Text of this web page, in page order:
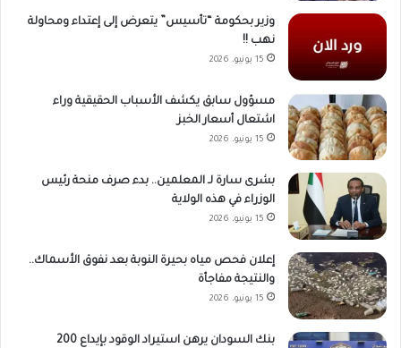
وزير بحكومة “تأسيس” يتعرض إلى إعتداء ومحاولة
نهب !!
15 يونيو، 2026
مسؤول سابق يكشف الأسباب الحقيقية وراء
اشتعال أسعار الخبز
15 يونيو، 2026
بشرى سارة لـ المعلمين.. بدء صرف منحة رئيس
الوزراء في هذه الولاية
15 يونيو، 2026
إعلان فحص مياه بحيرة النوبة بعد نفوق الأسماك..
والنتيجة مفاجأة
15 يونيو، 2026
بنك السودان يرهن استيراد الوقود بإيداع 200